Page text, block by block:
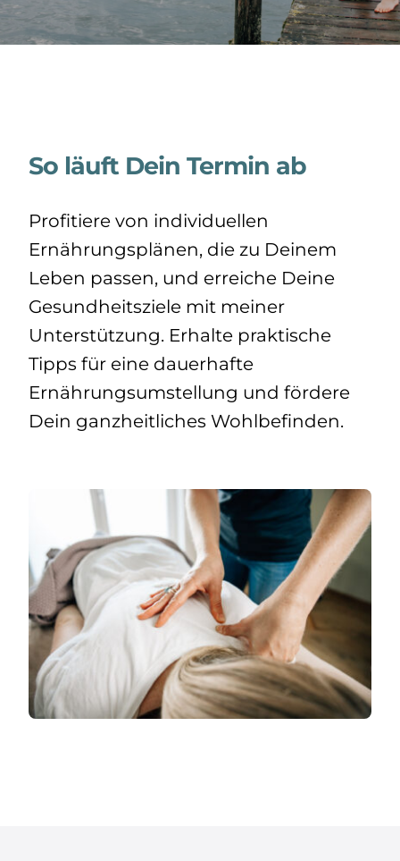
So läuft Dein Termin ab
Profitiere von individuellen
Ernährungsplänen, die zu Deinem
Leben passen, und erreiche Deine
Gesundheitsziele mit meiner
Unterstützung. Erhalte praktische
Tipps für eine dauerhafte
Ernährungsumstellung und fördere
Dein ganzheitliches Wohlbefinden.